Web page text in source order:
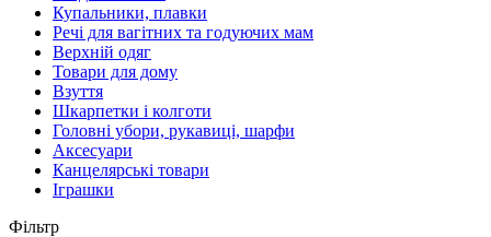
Купальники, плавки
Речі для вагітних та годуючих мам
Верхній одяг
Товари для дому
Взуття
Шкарпетки і колготи
Головні убори, рукавиці, шарфи
Аксесуари
Канцелярські товари
Іграшки
Фільтр